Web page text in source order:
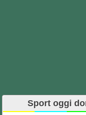
Sport oggi